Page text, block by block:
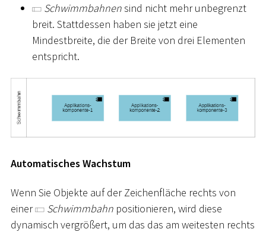
Schwimmbahnensind nicht mehr unbegrenzt
breit. Stattdessen haben sie jetzt eine
Mindestbreite, die der Breite von drei Elementen
entspricht.
Automatisches Wachstum
Wenn Sie Objekte auf der Zeichenfläche rechts von
einer
Schwimmbahn positionieren, wird diese
dynamisch vergrößert, um das das am weitesten rechts